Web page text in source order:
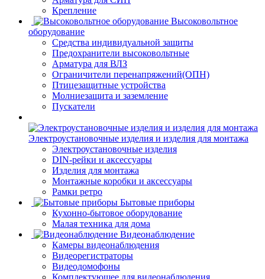
Крепление
Высоковольтное
оборудование
Средства индивидуальной защиты
Предохранители высоковольтные
Арматура для ВЛЗ
Ограничители перенапряжений(ОПН)
Птицезащитные устройства
Молниезащита и заземление
Пускатели
Электроустановочные изделия и изделия для монтажа
Электроустановочные изделия
DIN-рейки и аксессуары
Изделия для монтажа
Монтажные коробки и аксессуары
Рамки ретро
Бытовые приборы
Кухонно-бытовое оборудование
Малая техника для дома
Видеонаблюдение
Камеры видеонаблюдения
Видеорегистраторы
Видеодомофоны
Комплектующее для видеонаблюдения